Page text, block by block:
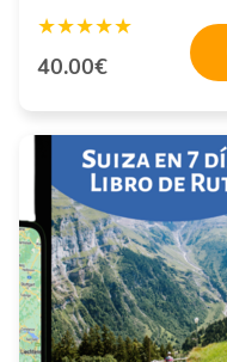
★★★★★
40.00€